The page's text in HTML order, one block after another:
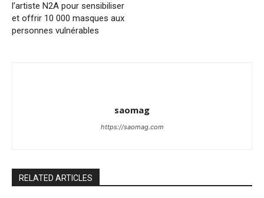
l’artiste N2A pour sensibiliser
et offrir 10 000 masques aux
personnes vulnérables
saomag
https://saomag.com
RELATED ARTICLES